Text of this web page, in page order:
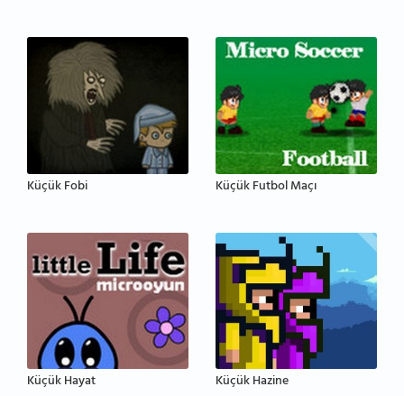
Küçük Fobi Küçük Futbol Maçı
Küçük Hayat Küçük Hazine